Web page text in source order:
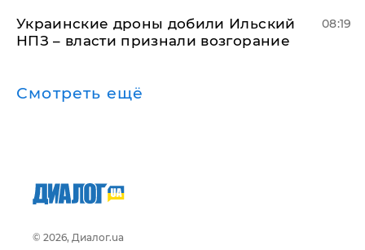
Украинские дроны добили Ильский
НПЗ – власти признали возгорание
08:19
Смотреть ещё
© 2026, Диалог.ua